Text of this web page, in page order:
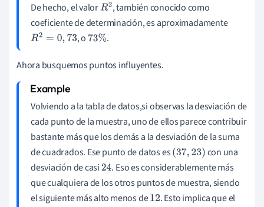
De hecho, el valorR2 , también conocido como
coeficiente de determinación, es aproximadamente
R2= 0,73 , o 73% .
Ahora busquemos puntos influyentes.
Volviendo a la tabla de datos,si observas la desviación de
cada punto de la muestra, uno de ellos parece contribuir
bastante más que los demás a la desviación de la suma
de cuadrados. Ese punto de datos es(37,23)
con una
desviación de casi24. Eso es considerablemente más
que cualquiera de los otros puntos de muestra, siendo
el siguiente más alto menos de12. Esto implica que el